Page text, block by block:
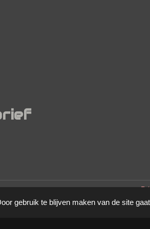
gebruik te blijven maken van de site